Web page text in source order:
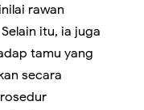
rawan
itu, ia juga
tamu yang
secara